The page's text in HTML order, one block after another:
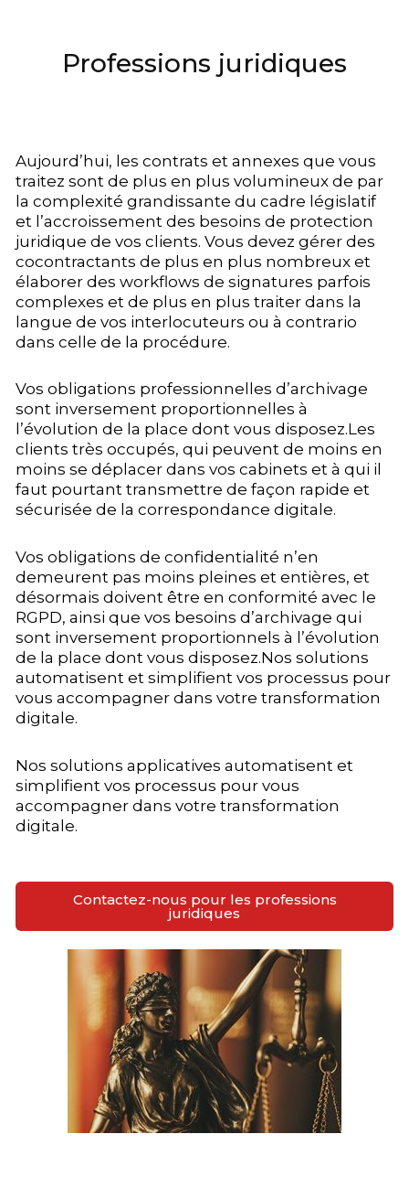
Professions juridiques
Aujourd’hui, les contrats et annexes que vous
traitez sont de plus en plus volumineux de par
la complexité grandissante du cadre législatif
et l’accroissement des besoins de protection
juridique de vos clients. Vous devez gérer des
cocontractants de plus en plus nombreux et
élaborer des workflows de signatures parfois
complexes et de plus en plus traiter dans la
langue de vos interlocuteurs ou à contrario
dans celle de la procédure.
Vos obligations professionnelles d’archivage
sont inversement proportionnelles à
l’évolution de la place dont vous disposez.Les
clients très occupés, qui peuvent de moins en
moins se déplacer dans vos cabinets et à qui il
faut pourtant transmettre de façon rapide et
sécurisée de la correspondance digitale.
Vos obligations de confidentialité n’en
demeurent pas moins pleines et entières, et
désormais doivent être en conformité avec le
RGPD, ainsi que vos besoins d’archivage qui
sont inversement proportionnels à l’évolution
de la place dont vous disposez.Nos solutions
automatisent et simplifient vos processus pour
vous accompagner dans votre transformation
digitale.
Nos solutions applicatives automatisent et
simplifient vos processus pour vous
accompagner dans votre transformation
digitale.
Contactez-nous pour les professions
juridiques